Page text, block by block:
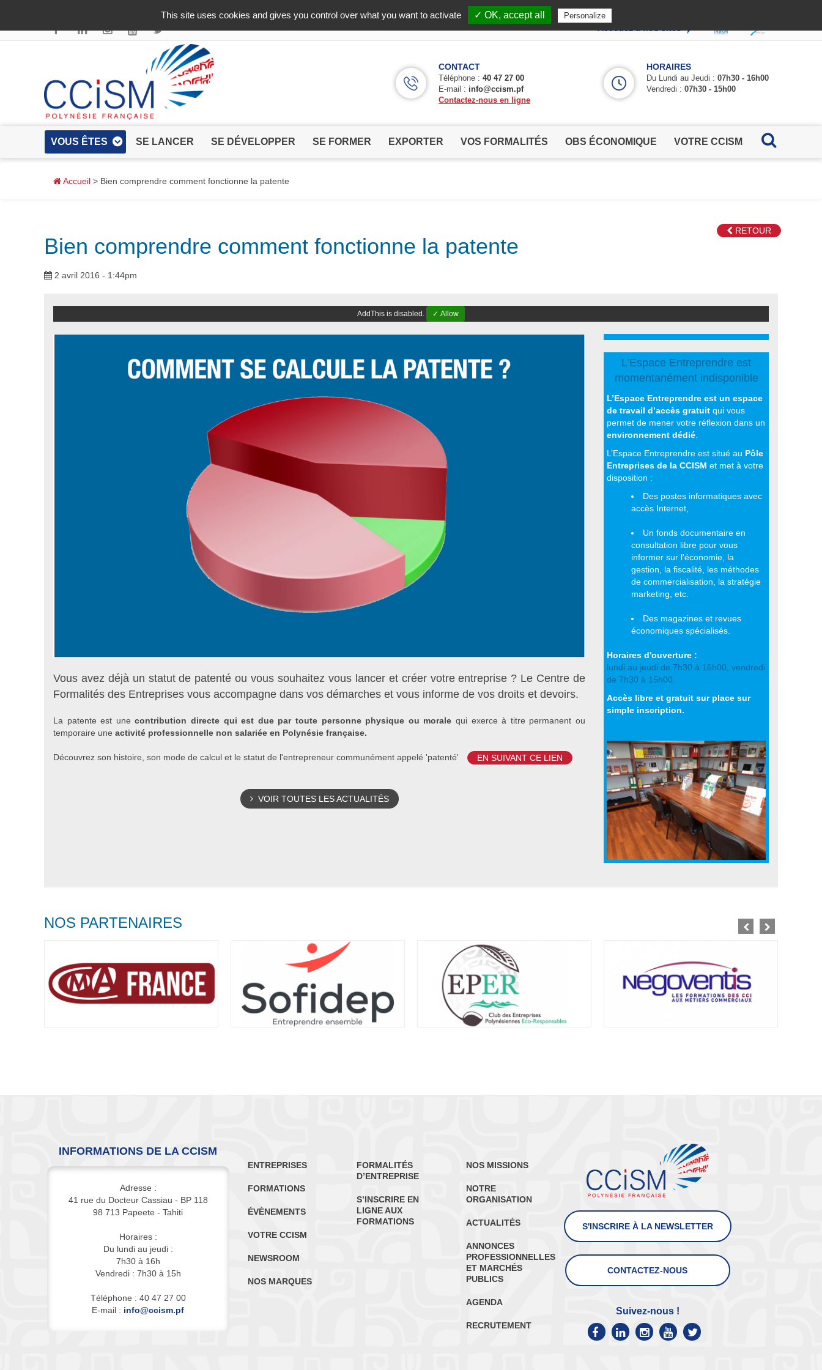
✓ Allow
CONTACT
Téléphone : 40 47 27 00
E-mail : info@ccism.pf
Contactez-nous en ligne
HORAIRES
Du Lundi au Jeudi : 07h30 - 16h00
Vendredi : 07h30 - 15h00
VOUS ÊTES SE LANCER SE DÉVELOPPER SE FORMER EXPORTER VOS FORMALITÉS OBS ÉCONOMIQUE VOTRE CCISM
Accueil > Bien comprendre comment fonctionne la patente
RETOUR
Bien comprendre comment fonctionne la patente
2 avril 2016 - 1:44pm
AddThis is disabled. ✓ Allow
Vous avez déjà un statut de patenté ou vous souhaitez vous lancer et créer votre entreprise ? Le Centre de
Formalités des Entreprises vous accompagne dans vos démarches et vous informe de vos droits et devoirs.
La patente est unecontribution directe qui est due par toute personne physique ou morale qui exerce à titre permanent ou
temporaire une activité professionnelle non salariée en Polynésie française.
Découvrez son histoire, son mode de calcul et le statut de l'entrepreneur communément appelé 'patenté' EN SUIVANT CE LIEN
VOIR TOUTES LES ACTUALITÉS
L’Espace Entreprendre est
momentanément indisponible
L’Espace Entreprendre est un espace
de travail d’accès gratuit qui vous
permet de mener votre réflexion dans un
environnement dédié
L’Espace Entreprendre est situé au Pôle
Entreprises de la CCISM et met à votre
disposition :
Des postes informatiques avec
accès Internet,
Un fonds documentaire en
consultation libre pour vous
informer sur l'économie, la
gestion, la fiscalité, les méthodes
de commercialisation, la stratégie
marketing, etc.
Des magazines et revues
économiques spécialisés.
Horaires d'ouverture :
lundi au jeudi de 7h30 à 16h00, vendredi
de 7h30 à 15h00.
Accès libre et gratuit sur place sur
simple inscription.
NOS PARTENAIRES
INFORMATIONS DE LA CCISM
Adresse :
41 rue du Docteur Cassiau - BP 118
98 713 Papeete - Tahiti
Horaires :
Du lundi au jeudi :
7h30 à 16h
Vendredi : 7h30 à 15h
Téléphone : 40 47 27 00
E-mail : info@ccism.pf
ENTREPRISES
FORMATIONS
ÉVÈNEMENTS
VOTRE CCISM
NEWSROOM
NOS MARQUES
FORMALITÉS
D’ENTREPRISE
S’INSCRIRE EN
LIGNE AUX
FORMATIONS
NOS MISSIONS
NOTRE
ORGANISATION
ACTUALITÉS
ANNONCES
PROFESSIONNELLES
ET MARCHÉS
PUBLICS
AGENDA
RECRUTEMENT
S'INSCRIRE À LA NEWSLETTER
CONTACTEZ-NOUS
Suivez-nous !
This site uses cookies and gives you control over what you want to activate ✓ OK, accept all Personalize